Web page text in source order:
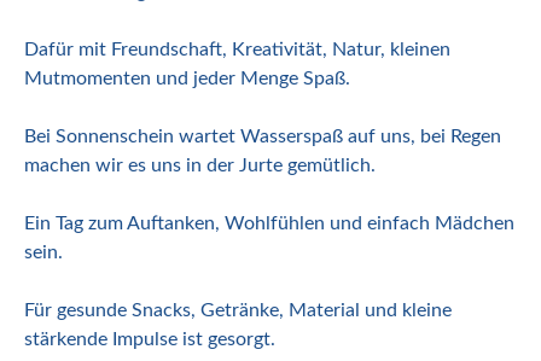
Dafür mit Freundschaft, Kreativität, Natur, kleinen
Mutmomenten und jeder Menge Spaß.
Bei Sonnenschein wartet Wasserspaß auf uns, bei Regen
machen wir es uns in der Jurte gemütlich.
Ein Tag zum Auftanken, Wohlfühlen und einfach Mädchen
sein.
Für gesunde Snacks, Getränke, Material und kleine
stärkende Impulse ist gesorgt.